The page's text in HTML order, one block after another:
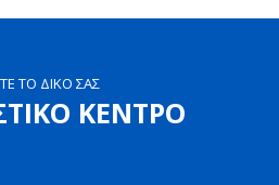
ΤΟ ΔΙΚΟ ΣΑΣ
ΚΕΝΤΡΟ